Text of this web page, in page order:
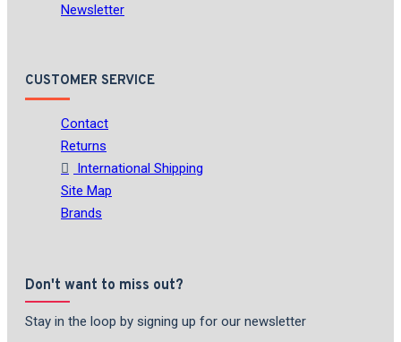
Newsletter
CUSTOMER SERVICE
Contact
Returns
International Shipping
Site Map
Brands
Don't want to miss out?
Stay in the loop by signing up for our newsletter